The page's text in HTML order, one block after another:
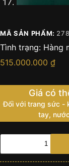
MÃ SẢN PHẨM:
Tình trạng: Hàng
515.000.000 ₫
Giá có
Đối với trang sức -
tay,
Đồng
Rolex